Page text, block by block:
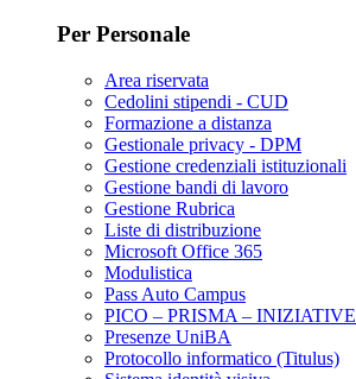
Per Personale
Area riservata
Cedolini stipendi - CUD
Formazione a distanza
Gestionale privacy - DPM
Gestione credenziali istituzionali
Gestione bandi di lavoro
Gestione Rubrica
Liste di distribuzione
Microsoft Office 365
Modulistica
Pass Auto Campus
PICO – PRISMA – INIZIATIVE
Presenze UniBA
Protocollo informatico (Titulus)